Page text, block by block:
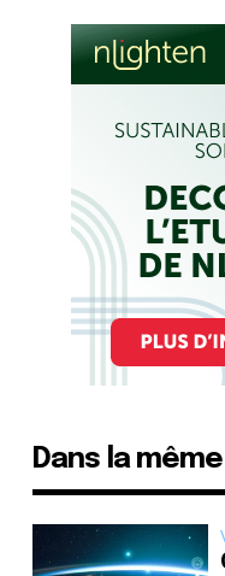
Dans la